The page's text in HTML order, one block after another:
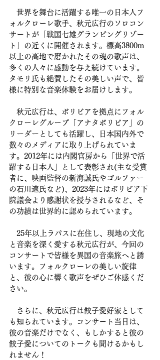
世界を舞台に活躍する唯一の日本人フ
ォルクローレ歌手、秋元広行のソロコン
サートが「戦国七雄グランピングリゾー
ト」の近くに開催されます。標高3800m
以上の高地で磨かれたその魂の歌声は、
多くの人々に感動を与え続けています。
タモリ氏も絶賛したその美しい声で、皆
様に特別な音楽体験をお届けします。
秋元広行は、ボリビアを拠点にフォル
クローレグループ「アナタボリビア」の
リーダーとしても活躍し、日本国内外で
数々のメディアに取り上げられていま
す。2012年には内閣官房から「世界で活
躍する日本人」として表彰され(主な受賞
者に、映画監督の新海誠氏やゴルファー
の石川遼氏など)、2023年にはボリビア下
院議会より感謝状を授与されるなど、そ
の功績は世界的に認められています。
25年以上ラパスに在住し、現地の文化
と音楽を深く愛する秋元広行が、今回の
コンサートで皆様を異国の音楽旅へと誘
います。フォルクローレの美しい旋律
と、彼の心に響く歌声をぜひご体感くだ
さい。
さらに、秋元広行は餃子愛好家として
も知られています。コンサート当日は、
彼の音楽だけでなく、もしかすると彼の
餃子愛についてのトークも聞けるかもし
れません！